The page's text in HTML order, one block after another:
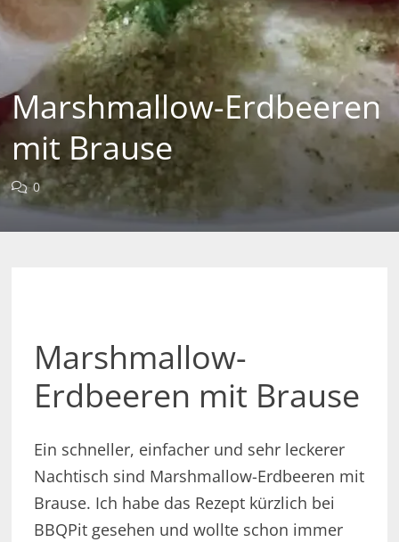
Marshmallow-Erdbeeren
mit Brause
0
Marshmallow-
Erdbeeren mit Brause
Ein schneller, einfacher und sehr leckerer
Nachtisch sind Marshmallow-Erdbeeren mit
Brause. Ich habe das Rezept kürzlich bei
BBQPit gesehen und wollte schon immer